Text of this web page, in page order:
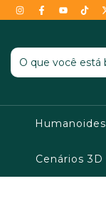
as condições !
Humanoides
Cenários 3D